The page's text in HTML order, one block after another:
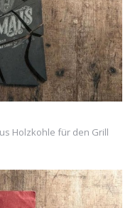
Holzkohle für den Grill